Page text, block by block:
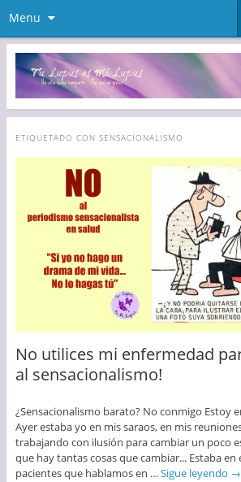
Menu
ETIQUETADO CON SENSACIONALISMO
No utilices mi enfermedad
al sensacionalismo!
¿Sensacionalismo barato? No conmigo Estoy
Ayer estaba yo en mis saraos, en mis
trabajando con ilusión para cambiar un poco
que hay tantas cosas que cambiar... Estaba
pacientes que hablamos en … Sigue leyendo →